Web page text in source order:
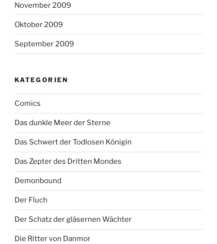
November 2009
Oktober 2009
September 2009
KATEGORIEN
Comics
Das dunkle Meer der Sterne
Das Schwert der Todlosen Königin
Das Zepter des Dritten Mondes
Demonbound
Der Fluch
Der Schatz der gläsernen Wächter
Die Ritter von Danmor